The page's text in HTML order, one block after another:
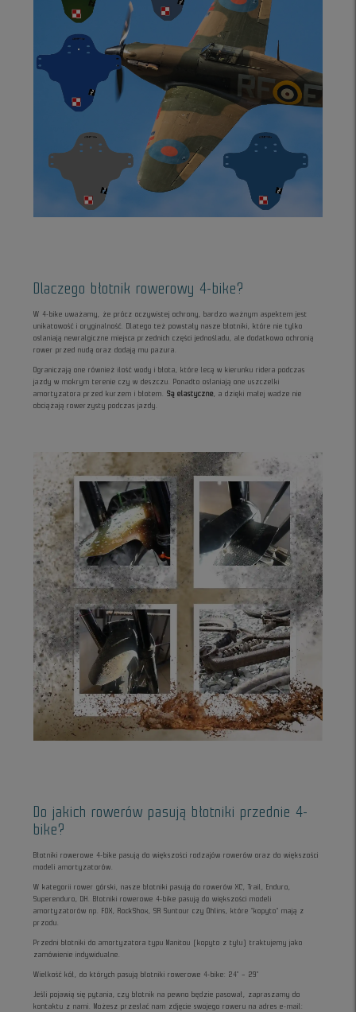
Dlaczego błotnik rowerowy 4-bike?
W 4-bike uważamy, że prócz oczywistej ochrony, bardzo ważnym aspektem jest
unikatowość i oryginalność. Dlatego też powstały nasze błotniki, które nie tylko
osłaniają newralgiczne miejsca przednich części jednośladu, ale dodatkowo ochronią
rower przed nudą oraz dodają mu pazura.
Ograniczają one również ilość wody i błota, które lecą w kierunku ridera podczas
jazdy w mokrym terenie czy w deszczu. Ponadto osłaniają one uszczelki
amortyzatora przed kurzem i błotem.Są elastyczne
, a dzięki małej wadze nie
obciążają rowerzysty podczas jazdy.
Do jakich rowerów pasują błotniki przednie 4-
bike?
Błotniki rowerowe 4-bike pasują do większości rodzajów rowerów oraz do większości
modeli amortyzatorów.
W kategorii rower górski, nasze błotniki pasują do rowerów XC, Trail, Enduro,
Superenduro, DH. Błotniki rowerowe 4-bike pasują do większości modeli
amortyzatorów np. FOX, RockShox, SR Suntour czy Öhlins, które “kopyto” mają z
przodu.
Przedni błotniki do amortyzatora typu Manitou (kopyto z tyłu) traktujemy jako
zamówienie indywidualne.
Wielkość kół, do których pasują błotniki rowerowe 4-bike: 24" – 29"
Jeśli pojawią się pytania, czy błotnik na pewno będzie pasował, zapraszamy do
kontaktu z nami. Możesz przesłać nam zdjęcie swojego roweru na adres e-mail: